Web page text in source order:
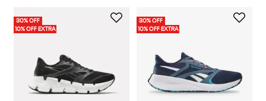
30% OFF
10% OFF EXTRA
30% OFF
10% OFF EXTRA